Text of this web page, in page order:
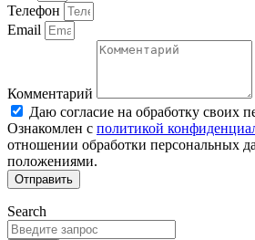
Телефон
Email
Комментарий
Даю согласие на обработку своих
Ознакомлен с политикой
отношении обработки персональных
положениями.
Отправить
Search